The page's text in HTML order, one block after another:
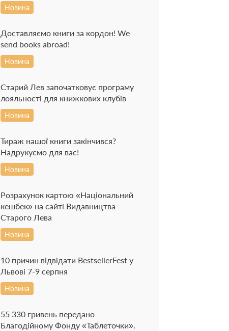
Новина
Доставляємо книги за кордон! We
send books abroad!
Новина
Старий Лев започатковує програму
лояльності для книжкових клубів
Новина
Тираж нашої книги закінчився?
Надрукуємо для вас!
Новина
Розрахунок картою «Національний
кешбек» на сайті Видавництва
Старого Лева
Новина
10 причин відвідати BestsellerFest у
Львові 7-9 серпня
Новина
55 330 гривень передано
Благодійному Фонду «Таблеточки».